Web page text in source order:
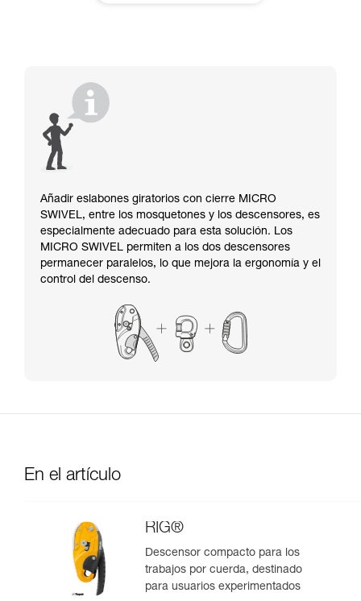
Añadir eslabones giratorios con cierre MICRO
SWIVEL, entre los mosquetones y los descensores, es
especialmente adecuado para esta solución. Los
MICRO SWIVEL permiten a los dos descensores
permanecer paralelos, lo que mejora la ergonomía y el
control del descenso.
En el artículo
RIG®
Descensor compacto para los
trabajos por cuerda, destinado
para usuarios experimentados